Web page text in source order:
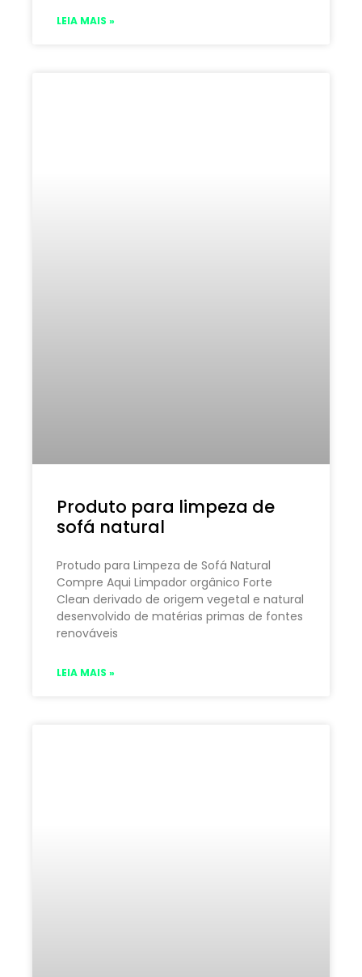
LEIA MAIS »
Produto para limpeza de
sofá natural
Protudo para Limpeza de Sofá Natural
Compre Aqui Limpador orgânico Forte
Clean derivado de origem vegetal e natural
desenvolvido de matérias primas de fontes
renováveis
LEIA MAIS »